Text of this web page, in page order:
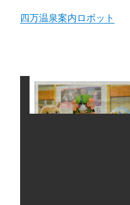
四万温泉案内ロボット